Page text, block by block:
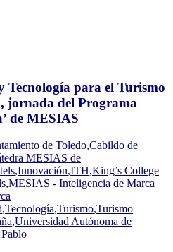
Tecnología para el Turismo
jornada del Programa
de MESIAS
de Toledo,Cabildo de
MESIAS de
,Innovación,ITH,King’s College
,MESIAS - Inteligencia de Marca
,Tecnología,Turismo,Turismo
,Universidad Autónoma de